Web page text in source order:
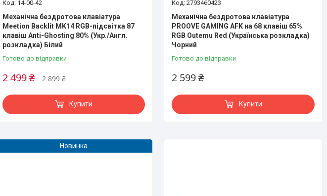
14-00-42
Механічна бездротова клавіатура
Meetion Backlit MK14 RGB-підсвітка 87
клавіш Anti-Ghosting 80% (Укр./Англ.
розкладка) Білий
Готово до відправки
2 899 ₴
2 499 ₴
Купити
2793460423
Механічна бездротова клавіатура
PROOVE GAMING AFK на 68 клавіш 65%
RGB Outemu Red (Українська розкладка)
Чорний
Готово до відправки
2 599 ₴
Купити
Новинка